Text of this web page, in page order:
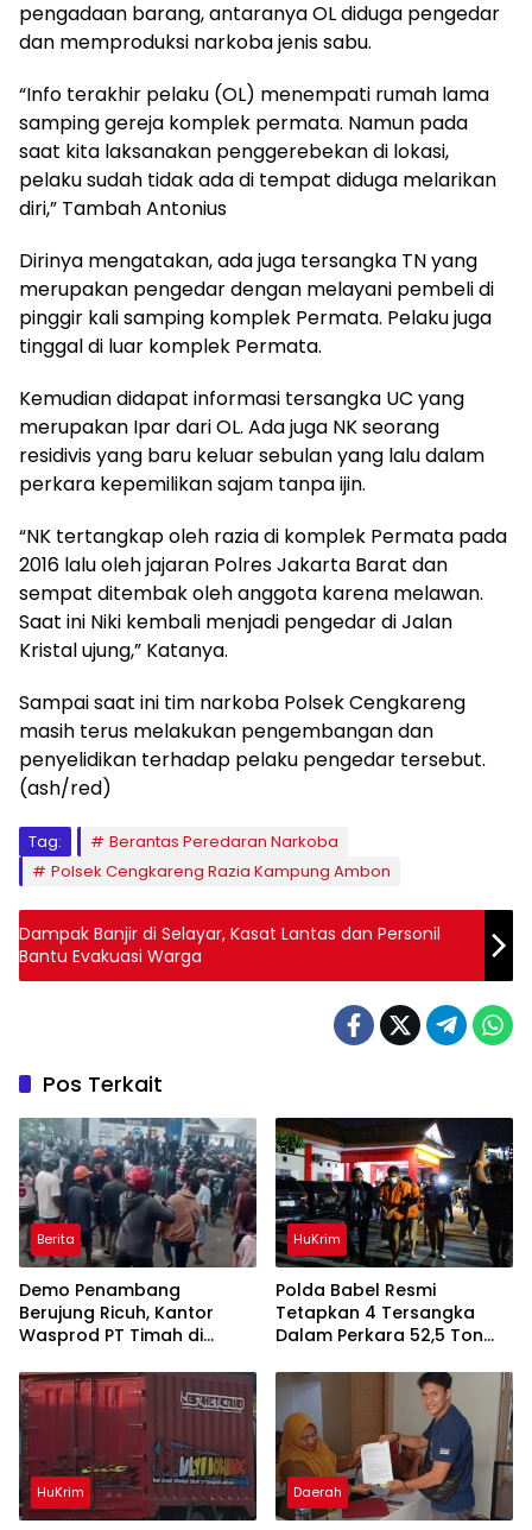
pengadaan barang, antaranya OL diduga pengedar
dan memproduksi narkoba jenis sabu.
“Info terakhir pelaku (OL) menempati rumah lama
samping gereja komplek permata. Namun pada
saat kita laksanakan penggerebekan di lokasi,
pelaku sudah tidak ada di tempat diduga melarikan
diri,” Tambah Antonius
Dirinya mengatakan, ada juga tersangka TN yang
merupakan pengedar dengan melayani pembeli di
pinggir kali samping komplek Permata. Pelaku juga
tinggal di luar komplek Permata.
Kemudian didapat informasi tersangka UC yang
merupakan Ipar dari OL. Ada juga NK seorang
residivis yang baru keluar sebulan yang lalu dalam
perkara kepemilikan sajam tanpa ijin.
“NK tertangkap oleh razia di komplek Permata pada
2016 lalu oleh jajaran Polres Jakarta Barat dan
sempat ditembak oleh anggota karena melawan.
Saat ini Niki kembali menjadi pengedar di Jalan
Kristal ujung,” Katanya.
Sampai saat ini tim narkoba Polsek Cengkareng
masih terus melakukan pengembangan dan
penyelidikan terhadap pelaku pengedar tersebut.
(ash/red)
Tag:
Berantas Peredaran Narkoba
Polsek Cengkareng Razia Kampung Ambon
Dampak Banjir di Selayar, Kasat Lantas dan Personil
Bantu Evakuasi Warga
Pos Terkait
Berita
Demo Penambang
Berujung Ricuh, Kantor
Wasprod PT Timah di
HuKrim
Polda Babel Resmi
Tetapkan 4 Tersangka
Dalam Perkara 52,5 Ton
Belitung
HuKrim Daerah